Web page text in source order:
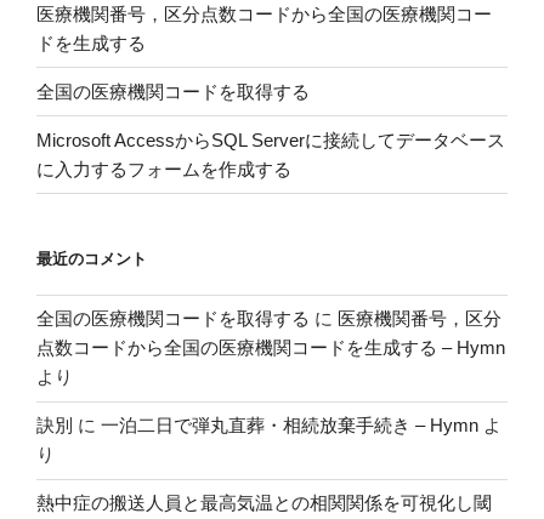
現
す
る”
の
医療機関番号，区分点数コードから全国の医療機関コー
ドを生成する
全国の医療機関コードを取得する
Microsoft AccessからSQL Serverに接続してデータベース
に入力するフォームを作成する
最近のコメント
全国の医療機関コードを取得する に 医療機関番号，区分
点数コードから全国の医療機関コードを生成する – Hymn
より
訣別 に 一泊二日で弾丸直葬・相続放棄手続き – Hymn よ
り
熱中症の搬送人員と最高気温との相関関係を可視化し閾